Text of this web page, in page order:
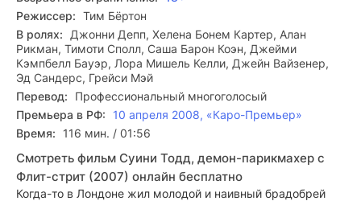
Режиссер: Тим Бёртон
В ролях:
Джонни Депп, Хелена Бонем Картер, Алан
Рикман, Тимоти Сполл, Саша Барон Коэн, Джейми
Кэмпбелл Бауэр, Лора Мишель Келли, Джейн Вайзенер,
Эд Сандерс, Грейси Мэй
Перевод:
Профессиональный многоголосый
Премьера в РФ:
10 апреля 2008, «Каро-Премьер»
Время:
116 мин. / 01:56
Смотреть фильм Суини Тодд, демон-парикмахер с
Флит-стрит (2007) онлайн бесплатно
Когда-то в Лондоне жил молодой и наивный брадобрей